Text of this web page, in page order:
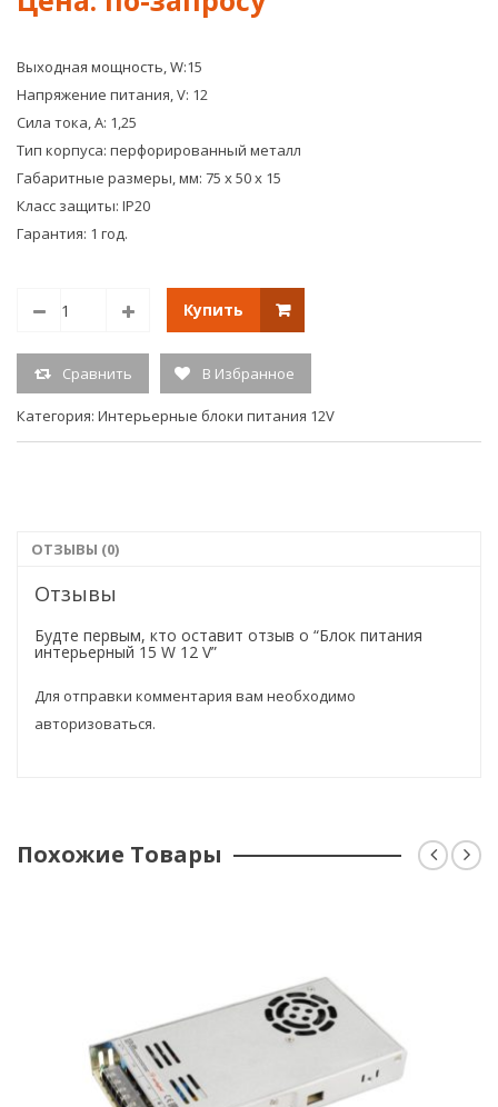
Выходная мощность, W:15
Напряжение питания, V: 12
Сила тока, А: 1,25
Тип корпуса: перфорированный металл
Габаритные размеры, мм: 75 х 50 х 15
Класс защиты: IP20
Гарантия: 1 год.
Купить
Сравнить В Избранное
Категория: Интерьерные блоки питания 12V
ОТЗЫВЫ (0)
Отзывы
Будте первым, кто оставит отзыв о “Блок питания
интерьерный 15 W 12 V”
Для отправки комментария вам необходимо
авторизоваться.
Похожие Товары